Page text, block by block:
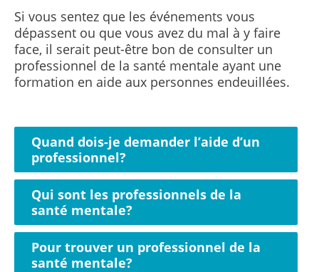
Si vous sentez que les événements vous
dépassent ou que vous avez du mal à y faire
face, il serait peut-être bon de consulter un
professionnel de la santé mentale ayant une
formation en aide aux personnes endeuillées.
Quand dois-je demander l’aide d’un
professionnel?
Qui sont les professionnels de la
santé mentale?
Pour trouver un professionnel de la
santé mentale?